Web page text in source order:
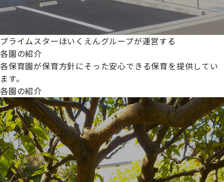
プライムスターほいくえんグループが運営する
各園の紹介
各保育園が保育方針にそった安心できる保育を提供してい
ます。
各園の紹介